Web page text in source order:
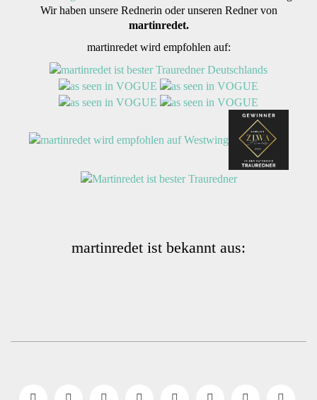
Wir haben unsere Rednerin oder unseren Redner von
martinredet.
martinredet wird empfohlen auf:
martinredet ist bekannt aus: